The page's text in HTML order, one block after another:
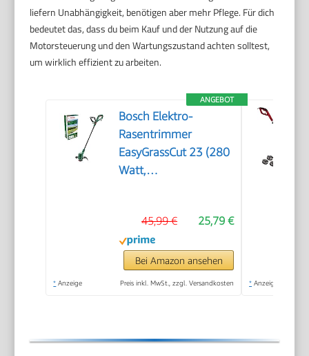
liefern Unabhängigkeit, benötigen aber mehr Pflege. Für dich
bedeutet das, dass du beim Kauf und der Nutzung auf die
Motorsteuerung und den Wartungszustand achten solltest,
um wirklich effizient zu arbeiten.
ANGEBOT
Bosch Elektro-
Rasentrimmer
EasyGrassCut 23 (280
Watt,
Kartonverpackung)25,79 €
45,99 €
Bei Amazon ansehen
* Anzeige Preis inkl. MwSt., zzgl. Versandkosten * Anzeige